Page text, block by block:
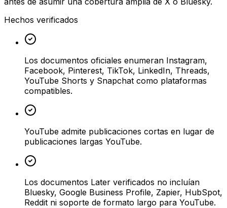
Hechos verificados
Los documentos oficiales enumeran Instagram,
Facebook, Pinterest, TikTok, LinkedIn, Threads,
YouTube Shorts y Snapchat como plataformas
compatibles.
YouTube admite publicaciones cortas en lugar de
publicaciones largas YouTube.
Los documentos Later verificados no incluían
Bluesky, Google Business Profile, Zapier, HubSpot,
Reddit ni soporte de formato largo para YouTube.